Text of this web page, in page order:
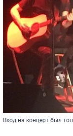
Вход на концерт был